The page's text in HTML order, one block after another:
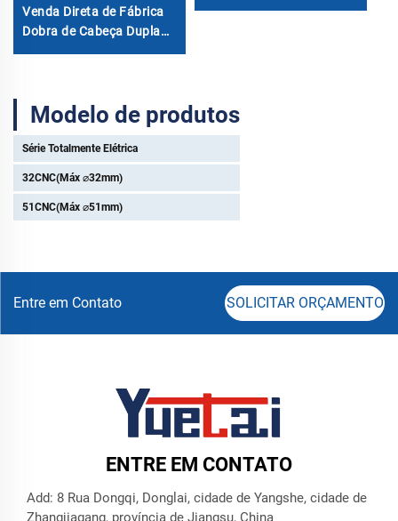
Venda Direta de Fábrica
Dobra de Cabeça Dupla
Dobrar Tubos e Tubos
Modelo de produtos
Série Totalmente Elétrica
32CNC(Máx ⌀32mm)
51CNC(Máx ⌀51mm)
Entre em Contato SOLICITAR ORÇAMENTO
ENTRE EM CONTATO
Add: 8 Rua Dongqi, Donglai, cidade de Yangshe, cidade de
Zhangjiagang, província de Jiangsu, China